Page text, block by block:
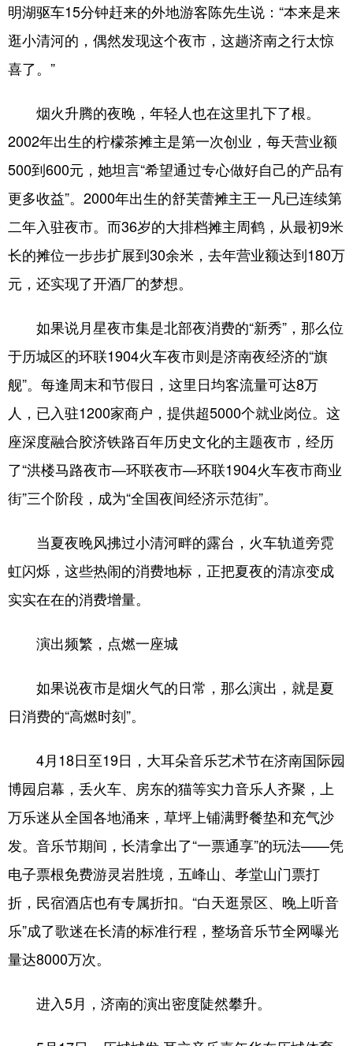
English Español Français عربى
Русский язык 日本語 한국어
明湖驱车15分钟赶来的外地游客陈先生说：“本来是来
逛小清河的，偶然发现这个夜市，这趟济南之行太惊
喜了。”
烟火升腾的夜晚，年轻人也在这里扎下了根。
2002年出生的柠檬茶摊主是第一次创业，每天营业额
500到600元，她坦言“希望通过专心做好自己的产品有
更多收益”。2000年出生的舒芙蕾摊主王一凡已连续第
二年入驻夜市。而36岁的大排档摊主周鹤，从最初9米
长的摊位一步步扩展到30余米，去年营业额达到180万
元，还实现了开酒厂的梦想。
如果说月星夜市集是北部夜消费的“新秀”，那么位
于历城区的环联1904火车夜市则是济南夜经济的“旗
舰”。每逢周末和节假日，这里日均客流量可达8万
人，已入驻1200家商户，提供超5000个就业岗位。这
座深度融合胶济铁路百年历史文化的主题夜市，经历
了“洪楼马路夜市—环联夜市—环联1904火车夜市商业
街”三个阶段，成为“全国夜间经济示范街”。
当夏夜晚风拂过小清河畔的露台，火车轨道旁霓
虹闪烁，这些热闹的消费地标，正把夏夜的清凉变成
实实在在的消费增量。
演出频繁，点燃一座城
如果说夜市是烟火气的日常，那么演出，就是夏
日消费的“高燃时刻”。
4月18日至19日，大耳朵音乐艺术节在济南国际园
博园启幕，丢火车、房东的猫等实力音乐人齐聚，上
万乐迷从全国各地涌来，草坪上铺满野餐垫和充气沙
发。音乐节期间，长清拿出了“一票通享”的玩法——凭
电子票根免费游灵岩胜境，五峰山、孝堂山门票打
折，民宿酒店也有专属折扣。“白天逛景区、晚上听音
乐”成了歌迷在长清的标准行程，整场音乐节全网曝光
量达8000万次。
进入5月，济南的演出密度陡然攀升。